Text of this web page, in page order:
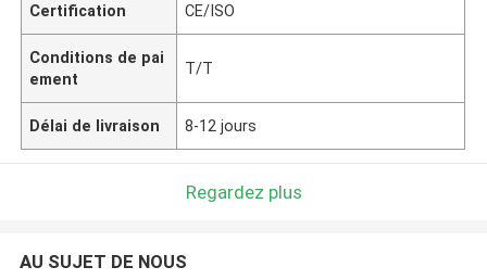
Certification CE/ISO
Conditions de pai
ement
T/T
Délai de livraison 8-12 jours
Regardez plus
AU SUJET DE NOUS